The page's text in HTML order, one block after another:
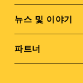
뉴스 및 이야기
파트너